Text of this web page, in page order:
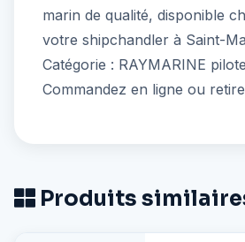
marin de qualité, disponible
votre shipchandler à Saint-
Catégorie : RAYMARINE
Commandez en ligne ou
Produits